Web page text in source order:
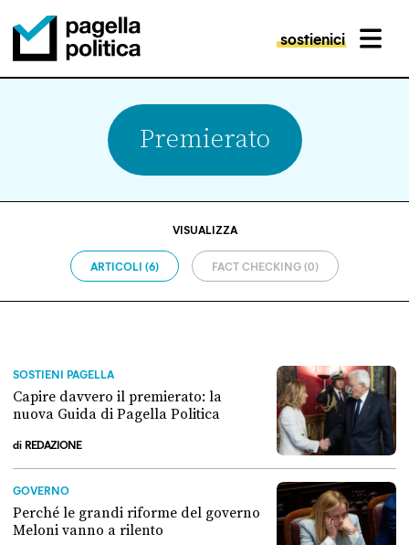
Pagella Politica Logo
sostienici MENU
Premierato
VISUALIZZA
ARTICOLI (6) FACT CHECKING (0)
SOSTIENI PAGELLA
Capire davvero il premierato: la
nuova Guida di Pagella Politica
di REDAZIONE
GOVERNO
Perché le grandi riforme del governo
Meloni vanno a rilento